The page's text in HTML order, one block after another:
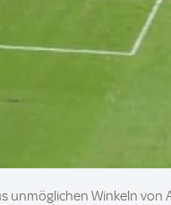
unmöglichen Winkeln von